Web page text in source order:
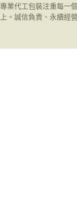
專業代工包裝注重每一
上。誠信負責、永續經